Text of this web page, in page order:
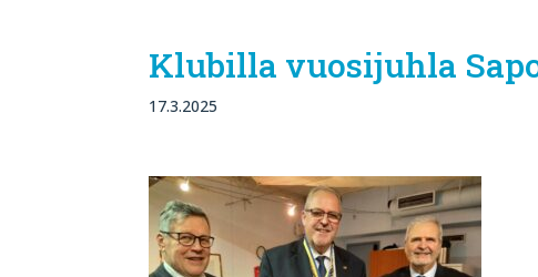
Klubilla vuosijuhla
17.3.2025